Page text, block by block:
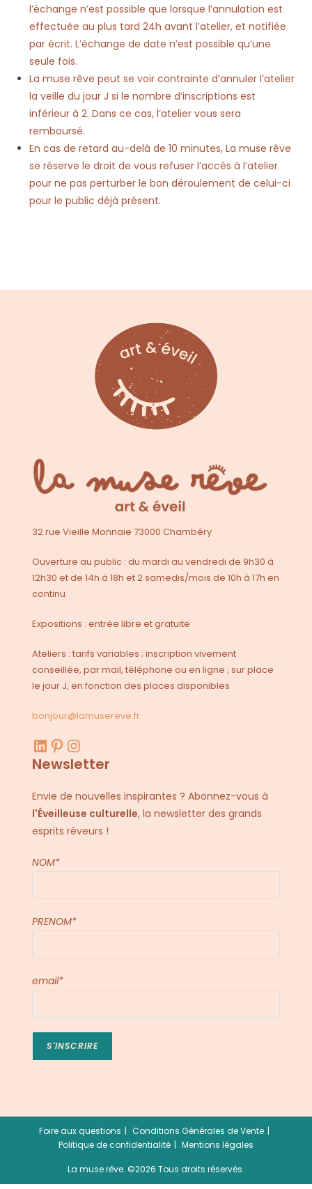
l’échange n’est possible que lorsque l’annulation est
effectuée au plus tard 24h avant l’atelier, et notifiée
par écrit. L’échange de date n’est possible qu’une
seule fois.
La muse rêve peut se voir contrainte d’annuler l’atelier
la veille du jour J si le nombre d’inscriptions est
inférieur à 2. Dans ce cas, l’atelier vous sera
remboursé.
En cas de retard au-delà de 10 minutes, La muse rêve
se réserve le droit de vous refuser l’accès à l’atelier
pour ne pas perturber le bon déroulement de celui-ci
pour le public déjà présent.
32 rue Vieille Monnaie 73000 Chambéry
Ouverture au public : du mardi au vendredi de 9h30 à
12h30 et de 14h à 18h et 2 samedis/mois de 10h à 17h en
continu
Expositions : entrée libre et gratuite
Ateliers : tarifs variables ; inscription vivement
conseillée, par mail, téléphone ou en ligne ; sur place
le jour J, en fonction des places disponibles
bonjour@lamusereve.fr
LinkedIn Pinterest Instagram
Newsletter
Envie de nouvelles inspirantes ? Abonnez-vous à
l'Éveilleuse culturelle, la newsletter des grands
esprits rêveurs !
NOM*
PRENOM*
email*
Foire aux questions
Conditions Générales de Vente
Politique de confidentialité
Mentions légales
La muse rêve. ©2026 Tous droits réservés.